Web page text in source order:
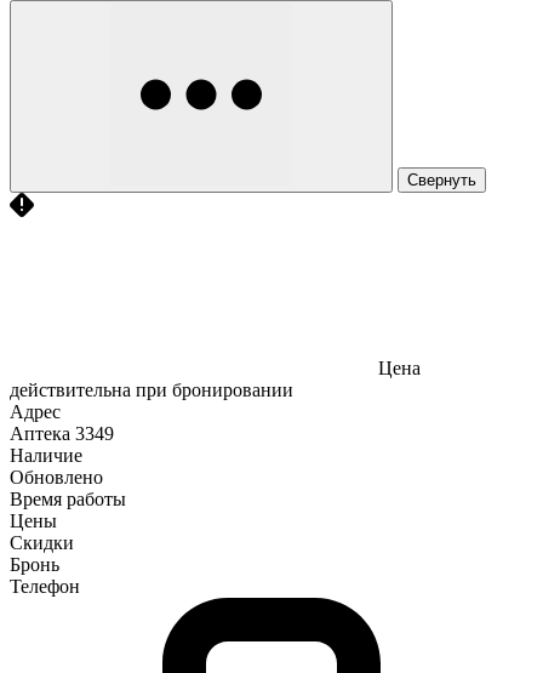
Свернуть
Цена
действительна при бронировании
Адрес
Аптека 3349
Наличие
Обновлено
Время работы
Цены
Скидки
Бронь
Телефон